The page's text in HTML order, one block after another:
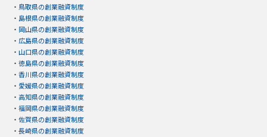
・ 鳥取県の創業融資制度
・ 島根県の創業融資制度
・ 岡山県の創業融資制度
・ 広島県の創業融資制度
・ 山口県の創業融資制度
・ 徳島県の創業融資制度
・ 香川県の創業融資制度
・ 愛媛県の創業融資制度
・ 高知県の創業融資制度
・ 福岡県の創業融資制度
・ 佐賀県の創業融資制度
・ 長崎県の創業融資制度